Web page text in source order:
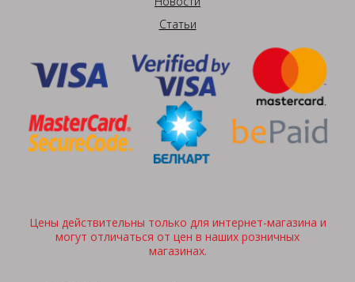
Статьи
Цены действительны только для интернет-магазина и
могут отличаться от цен в наших розничных
магазинах.